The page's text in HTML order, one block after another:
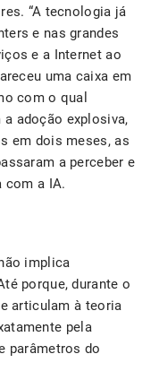
“A tecnologia já
e nas grandes
e a Internet ao
uma caixa em
com o qual
a adoção explosiva,
em dois meses, as
a perceber e
com a IA.
implica
porque, durante o
articulam à teoria
pela
parâmetros do